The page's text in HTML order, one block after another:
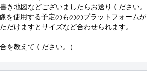
き地図などございましたらお送りください。
を使用する予定のもののプラットフォームが
だけますとサイズなど合わせられます。
を教えてください。）